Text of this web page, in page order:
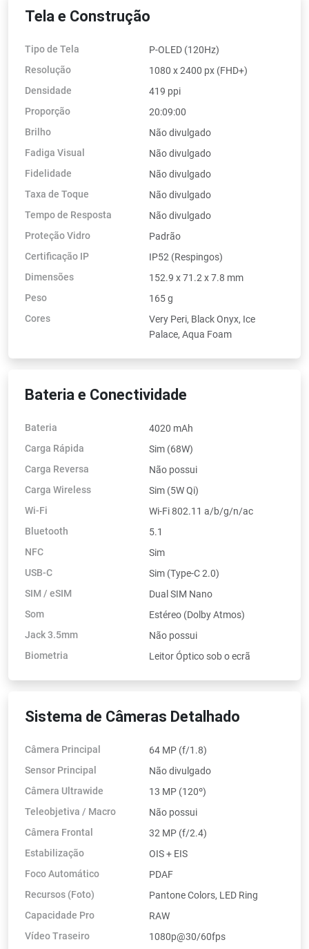
Tela e Construção
Tipo de Tela
P-OLED (120Hz)
Resolução
1080 x 2400 px (FHD+)
Densidade
419 ppi
Proporção
20:09:00
Brilho
Não divulgado
Fadiga Visual
Não divulgado
Fidelidade
Não divulgado
Taxa de Toque
Não divulgado
Tempo de Resposta
Não divulgado
Proteção Vidro
Padrão
Certificação IP
IP52 (Respingos)
Dimensões
152.9 x 71.2 x 7.8 mm
Peso
165 g
Cores
Very Peri, Black Onyx, Ice
Palace, Aqua Foam
Bateria e Conectividade
Bateria
4020 mAh
Carga Rápida
Sim (68W)
Carga Reversa
Não possui
Carga Wireless
Sim (5W Qi)
Wi-Fi
Wi-Fi 802.11 a/b/g/n/ac
Bluetooth
5.1
NFC
Sim
USB-C
Sim (Type-C 2.0)
SIM / eSIM
Dual SIM Nano
Som
Estéreo (Dolby Atmos)
Jack 3.5mm
Não possui
Biometria
Leitor Óptico sob o ecrã
Sistema de Câmeras Detalhado
Câmera Principal
64 MP (f/1.8)
Sensor Principal
Não divulgado
Câmera Ultrawide
13 MP (120º)
Teleobjetiva / Macro
Não possui
Câmera Frontal
32 MP (f/2.4)
Estabilização
OIS + EIS
Foco Automático
PDAF
Recursos (Foto)
Pantone Colors, LED Ring
Capacidade Pro
RAW
Vídeo Traseiro
1080p@30/60fps